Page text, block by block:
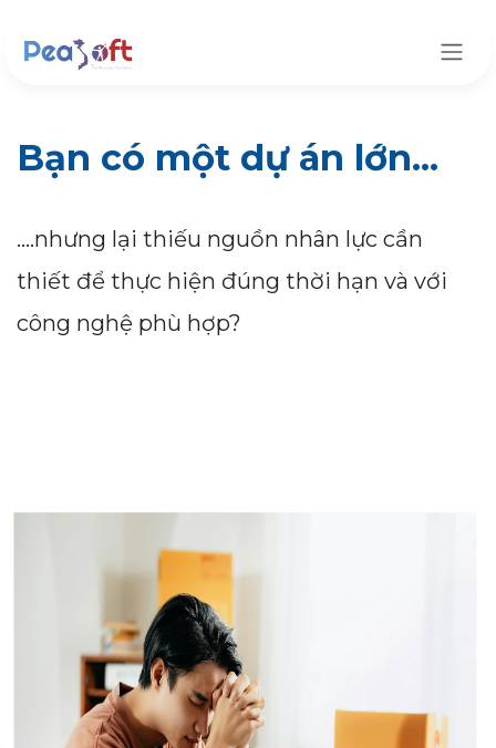
Bạn có một dự án lớn...
....nhưng lại thiếu nguồn nhân lực cần
thiết để thực hiện đúng thời hạn và với
công nghệ phù hợp?